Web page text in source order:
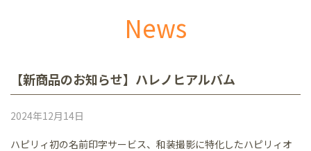
News
【新商品のお知らせ】ハレノヒアルバム
2024年12月14日
ハピリィ初の名前印字サービス、和装撮影に特化したハピリィオ